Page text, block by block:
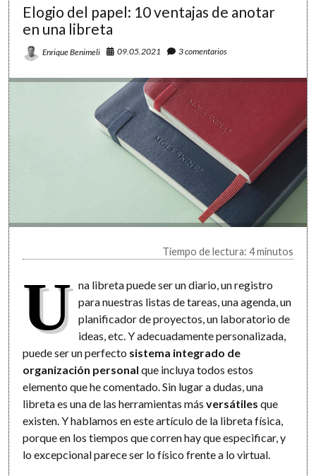
minutos
Elogio del papel: 10 ventajas de anotar
en una libreta
Enrique Benimeli 09.05.2021 3 comentarios
Tiempo de lectura: 4 minutos
U na libreta puede ser un diario, un registro
para nuestras listas de tareas, una agenda, un
planificador de proyectos, un laboratorio de
ideas, etc. Y adecuadamente personalizada,
puede ser un perfecto sistema integrado de
organización personal que incluya todos estos
elemento que he comentado. Sin lugar a dudas, una
libreta es una de las herramientas másversátiles que
existen. Y hablamos en este artículo de la libreta física,
porque en los tiempos que corren hay que especificar, y
lo excepcional parece ser lo físico frente a lo virtual.